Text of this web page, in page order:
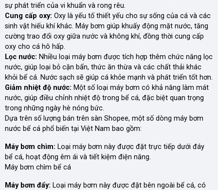
sự phát triển của vi khuẩn và rong rêu.
Cung cấp oxy: Oxy là yếu tố thiết yếu cho sự sống của cá và các
sinh vật hiếu khí khác. Máy bơm giúp khuấy động mặt nước, tăng
cường trao đổi oxy giữa nước và không khí, đồng thời cung cấp
oxy cho cá hô hấp.
Lọc nước: Nhiều loại máy bơm được tích hợp thêm chức năng lọc
nước, giúp loại bỏ cặn bẩn, thức ăn thừa và các chất thải khác
khỏi bể cá. Nước sạch sẽ giúp cá khỏe mạnh và phát triển tốt hơn.
Giảm nhiệt độ nước: Một số loại máy bơm có khả năng làm mát
nước, giúp điều chỉnh nhiệt độ trong bể cá, đặc biệt quan trọng
trong những ngày hè nóng bức.
Dựa trên số lượng bán trên sàn Shopee, một số dòng máy bơm
nước bể cá phổ biến tại Việt Nam bao gồm:
Máy bơm chìm: Loại máy bơm này được đặt trực tiếp dưới đáy
bể cá, hoạt động êm ái và tiết kiệm điện năng.
Máy bơm chìm bể cá
Máy bơm đẩy: Loại máy bơm này được đặt bên ngoài bể cá, có